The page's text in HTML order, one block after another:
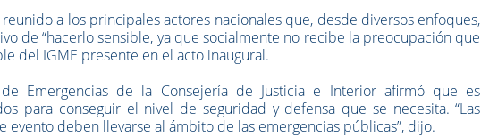
a los principales actores nacionales que, desde diversos enfoques,
de “hacerlo sensible, ya que socialmente no recibe la preocupación que
del IGME presente en el acto inaugural.
Emergencias de la Consejería de Justicia e Interior afirmó que es
para conseguir el nivel de seguridad y defensa que se necesita. “Las
evento deben llevarse al ámbito de las emergencias públicas”, dijo.